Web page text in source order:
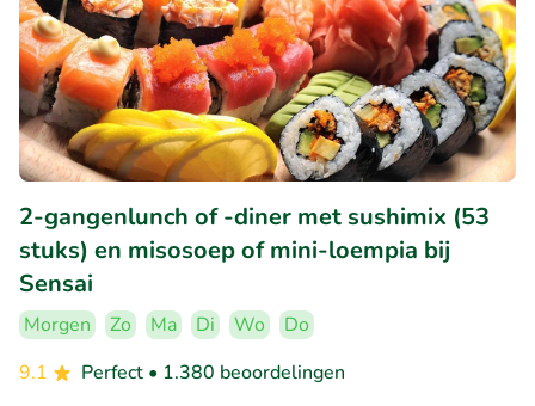
2-gangenlunch of -diner met sushimix (53
stuks) en misosoep of mini-loempia bij
Sensai
Morgen Zo Ma Di Wo
Do
9.1
Perfect • 1.380 beoordelingen